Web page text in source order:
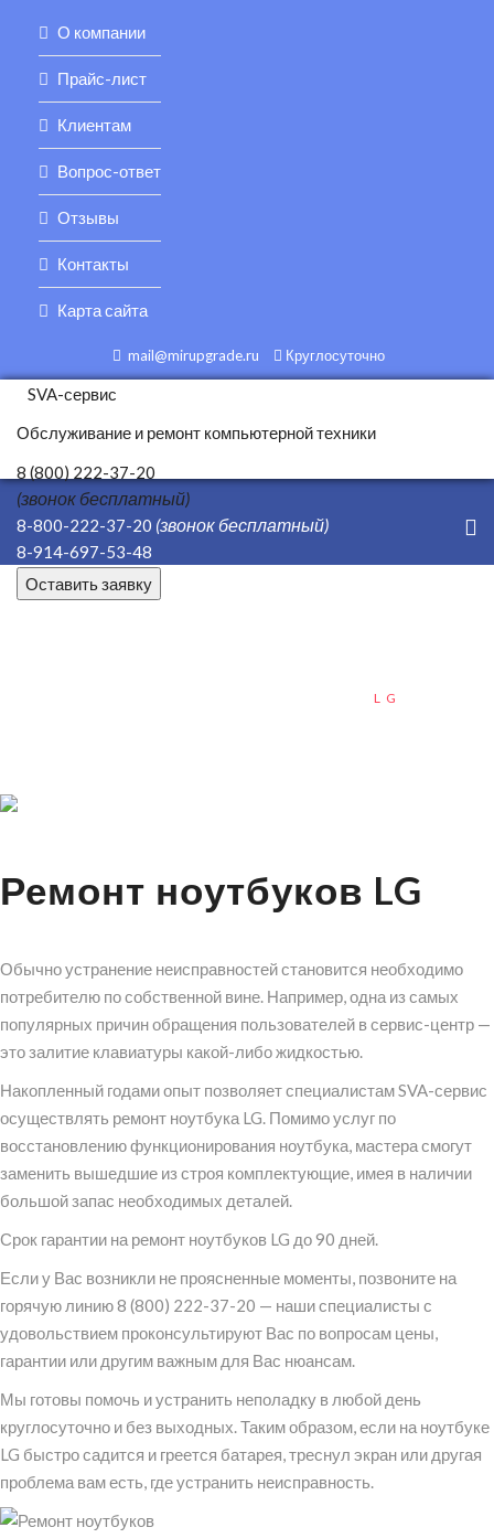
О компании
Прайс-лист
Клиентам
Вопрос-ответ
Отзывы
Контакты
Карта сайта
mail@mirupgrade.ru Круглосуточно
SVA-сервис
Обслуживание и ремонт компьютерной техники
8 (800) 222-37-20
(звонок бесплатный)
Оставить заявку
8-800-222-37-20 (звонок бесплатный)
8-914-697-53-48
LG
Ремонт ноутбуков LG
Обычно устранение неисправностей становится необходимо
потребителю по собственной вине. Например, одна из самых
популярных причин обращения пользователей в сервис-центр —
это залитие клавиатуры какой-либо жидкостью.
Накопленный годами опыт позволяет специалистам SVA-сервис
осуществлять ремонт ноутбука LG. Помимо услуг по
восстановлению функционирования ноутбука, мастера смогут
заменить вышедшие из строя комплектующие, имея в наличии
большой запас необходимых деталей.
Срок гарантии на ремонт ноутбуков LG до 90 дней.
Если у Вас возникли не проясненные моменты, позвоните на
горячую линию 8 (800) 222-37-20 — наши специалисты с
удовольствием проконсультируют Вас по вопросам цены,
гарантии или другим важным для Вас нюансам.
Мы готовы помочь и устранить неполадку в любой день
круглосуточно и без выходных. Таким образом, если на ноутбуке
LG быстро садится и греется батарея, треснул экран или другая
проблема вам есть, где устранить неисправность.